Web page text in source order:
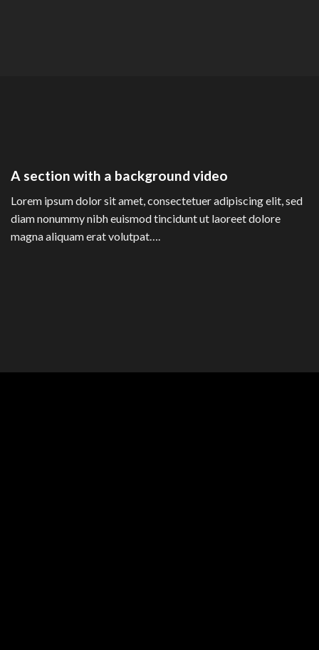
A section with a background video
Lorem ipsum dolor sit amet, consectetuer adipiscing elit, sed
diam nonummy nibh euismod tincidunt ut laoreet dolore
magna aliquam erat volutpat….